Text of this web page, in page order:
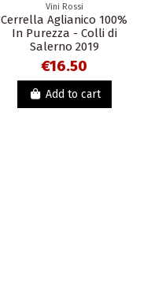
Vini Rossi
Cerrella Aglianico 100%
In Purezza - Colli di
Salerno 2019
€16.50
Add to cart